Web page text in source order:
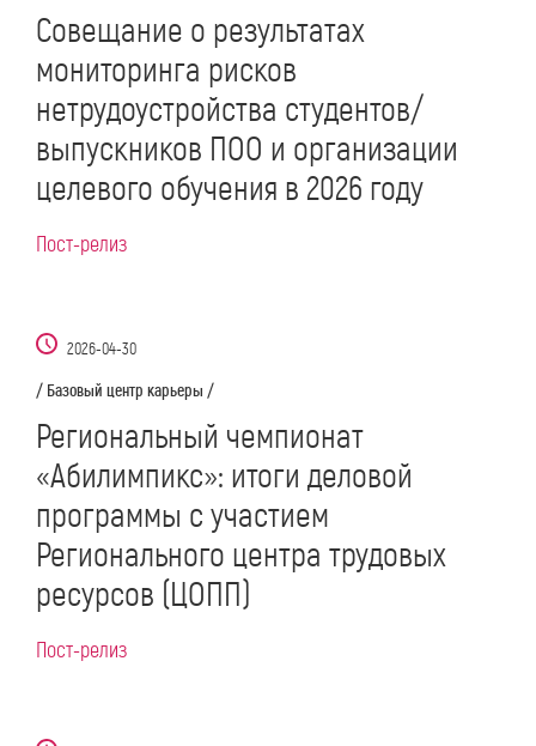
Совещание о результатах
мониторинга рисков
нетрудоустройства студентов/
выпускников ПОО и организации
целевого обучения в 2026 году
Пост-релиз
2026-04-30
/ Базовый центр карьеры /
Региональный чемпионат
«Абилимпикс»: итоги деловой
программы с участием
Регионального центра трудовых
ресурсов (ЦОПП)
Пост-релиз